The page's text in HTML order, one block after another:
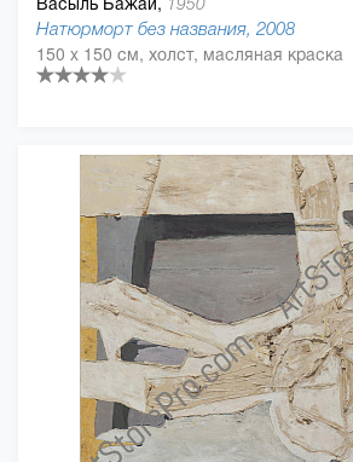
Натюрморт без названия, 2008
150 x 150 см, холст, масляная краска